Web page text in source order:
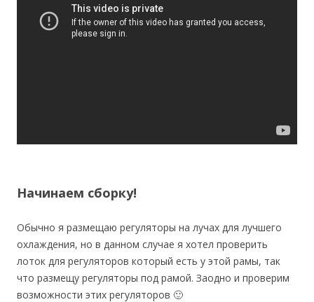
Начинаем сборку!
Обычно я размещаю регуляторы на лучах для лучшего
охлаждения, но в данном случае я хотел проверить
лоток для регуляторов который есть у этой рамы, так
что размещу регуляторы под рамой. Заодно и проверим
возможности этих регуляторов 🙂